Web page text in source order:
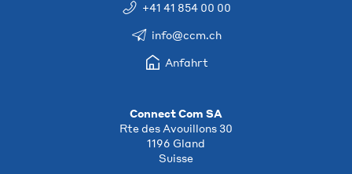
+41 41 854 00 00
info@ccm.ch
Anfahrt
Connect Com SA
Rte des Avouillons 30
1196 Gland
Suisse